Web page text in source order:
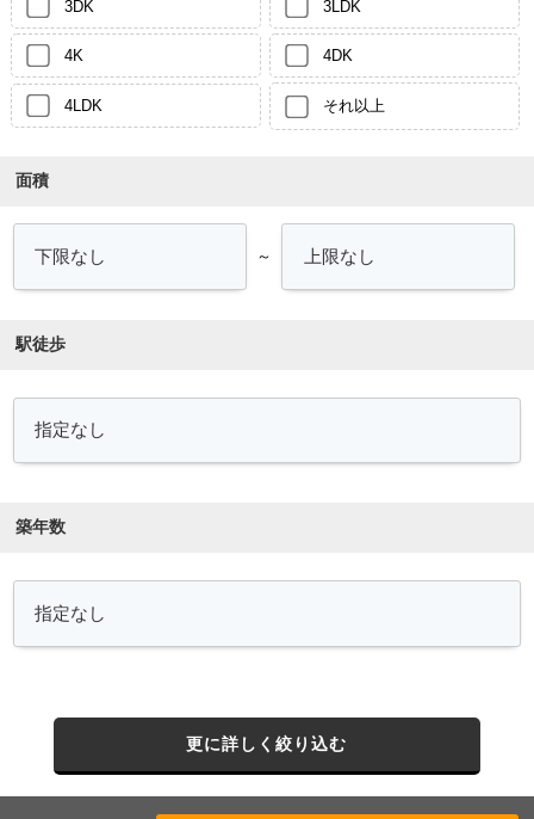
3DK 3LDK
4K 4DK
4LDK それ以上
面積
～
駅徒歩
築年数
更に詳しく絞り込む